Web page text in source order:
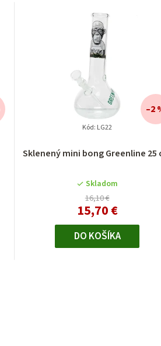
Sklenený mini bong Greenline 25
Skladom
16,10 €
15,70 €
–2
DO KOŠÍKA
Kód: LG22